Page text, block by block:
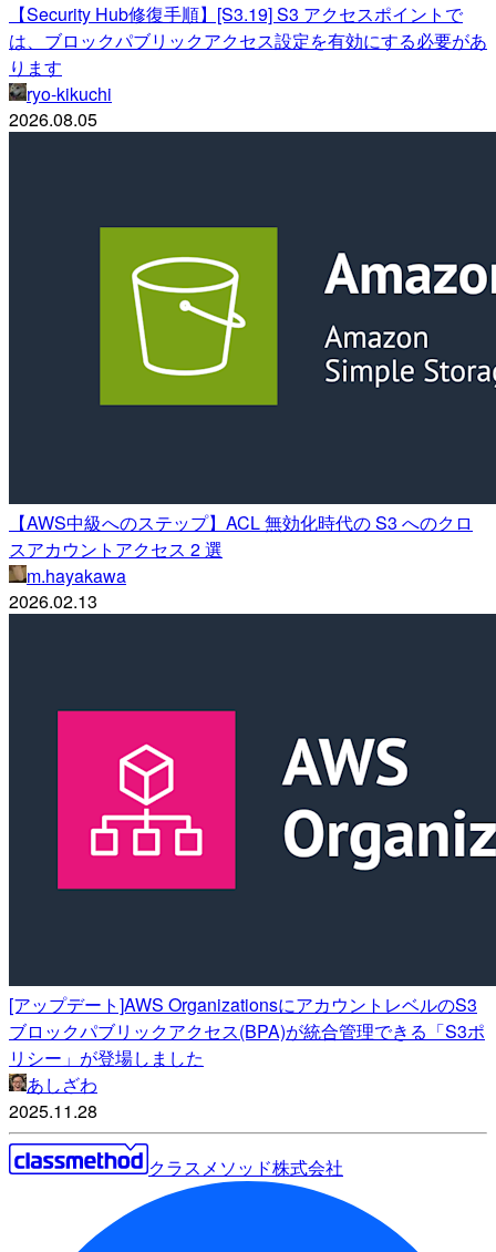
【Security Hub修復手順】[S3.19] S3 アクセスポイントで
は、ブロックパブリックアクセス設定を有効にする必要があ
ります
ryo-kikuchi
2026.08.05
【AWS中級へのステップ】ACL 無効化時代の S3 へのクロ
スアカウントアクセス 2 選
m.hayakawa
2026.02.13
[アップデート]AWS OrganizationsにアカウントレベルのS3
ブロックパブリックアクセス(BPA)が統合管理できる「S3ポ
リシー」が登場しました
あしざわ
2025.11.28
クラスメソッド株式会社